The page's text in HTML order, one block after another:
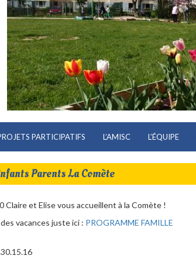
PARTICIPATIFS L’AMISC L’ÉQUIPE
Parents La Comète
Claire et Elise vous accueillent à la Comète !
vacances juste ici : PROGRAMME FAMILLE